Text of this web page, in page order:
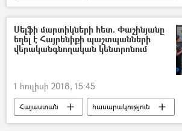
Սելֆի մարտիկների հետ. Փաշինյանը
եղել է Հայրենիքի պաշտպանների
վերականգնողական կենտրոնում
1 հուլիսի 2018, 15:45
Հայաստան
հասարակություն
Քաղաքականություն
Արցախ